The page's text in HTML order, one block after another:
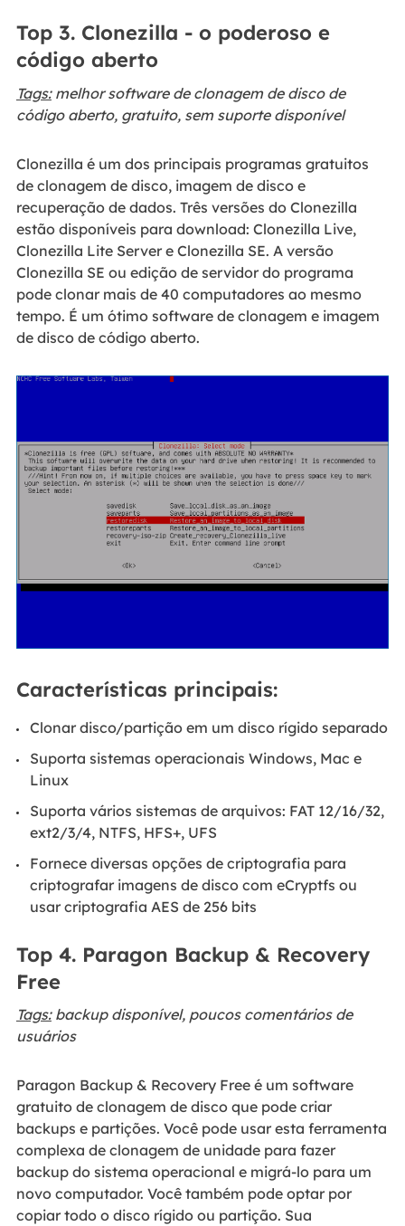
Top 3. Clonezilla - o poderoso e
código aberto
Tags:melhor software de clonagem de disco de
código aberto, gratuito, sem suporte disponível
Clonezilla é um dos principais programas gratuitos
de clonagem de disco, imagem de disco e
recuperação de dados. Três versões do Clonezilla
estão disponíveis para download: Clonezilla Live,
Clonezilla Lite Server e Clonezilla SE. A versão
Clonezilla SE ou edição de servidor do programa
pode clonar mais de 40 computadores ao mesmo
tempo. É um ótimo software de clonagem e imagem
de disco de código aberto.
Características principais:
Clonar disco/partição em um disco rígido separado
Suporta sistemas operacionais Windows, Mac e
Linux
Suporta vários sistemas de arquivos: FAT 12/16/32,
ext2/3/4, NTFS, HFS+, UFS
Fornece diversas opções de criptografia para
criptografar imagens de disco com eCryptfs ou
usar criptografia AES de 256 bits
Top 4. Paragon Backup & Recovery
Free
Tags:backup disponível, poucos comentários de
usuários
Paragon Backup & Recovery Free é um software
gratuito de clonagem de disco que pode criar
backups e partições. Você pode usar esta ferramenta
complexa de clonagem de unidade para fazer
backup do sistema operacional e migrá-lo para um
novo computador. Você também pode optar por
copiar todo o disco rígido ou partição. Sua